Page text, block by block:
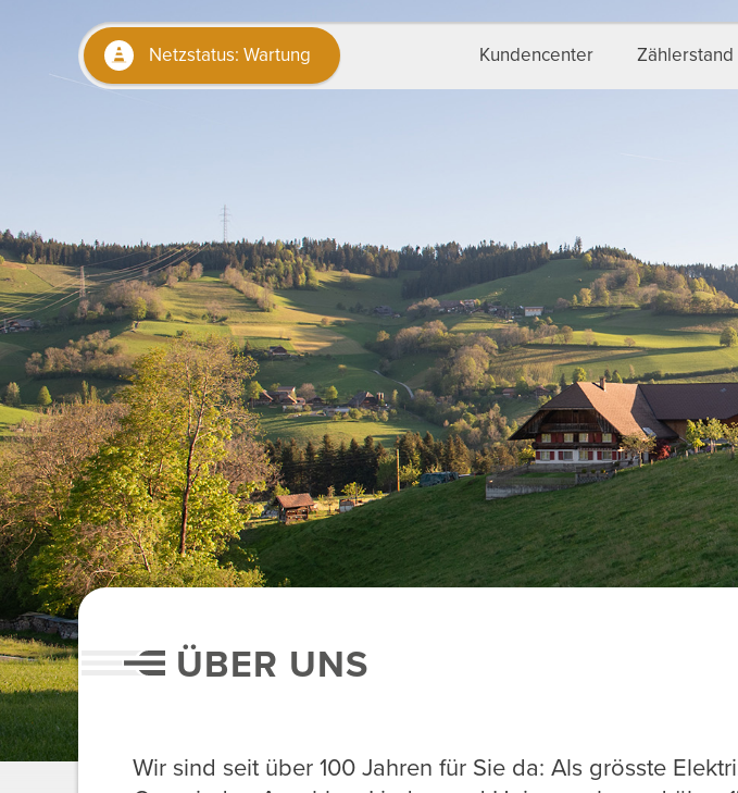
Netzstatus:Wartung Kundencenter
Rückvergütung
Stromkennzeichnung
Gütesiegel «naturemade»
Smart Meter
Eigentümerwechsel
Zählerstand melden
Strommessungen
Stromanschluss
Netzanschluss
ÜBER UNS
Wir sind seit über 100 Jahren für Sie da: Als grösste